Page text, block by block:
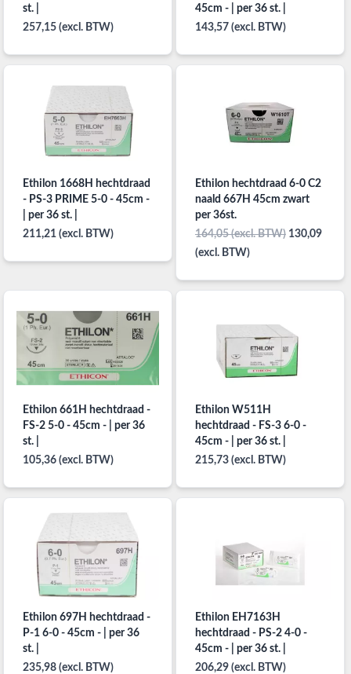
st. |
257,15 (excl. BTW)
45cm - | per 36 st. |
143,57 (excl. BTW)
Ethilon 1668H hechtdraad
- PS-3 PRIME 5-0 - 45cm -
| per 36 st. |
211,21 (excl. BTW)
Ethilon hechtdraad 6-0 C2
naald 667H 45cm zwart
per 36st.
164,05 (excl. BTW)130,09
(excl. BTW)
Ethilon 661H hechtdraad -
FS-2 5-0 - 45cm - | per 36
st. |
105,36 (excl. BTW)
Ethilon W511H
hechtdraad - FS-3 6-0 -
45cm - | per 36 st. |
215,73 (excl. BTW)
Ethilon 697H hechtdraad -
P-1 6-0 - 45cm - | per 36
st. |
235,98 (excl. BTW)
Ethilon EH7163H
hechtdraad - PS-2 4-0 -
45cm - | per 36 st. |
206,29 (excl. BTW)